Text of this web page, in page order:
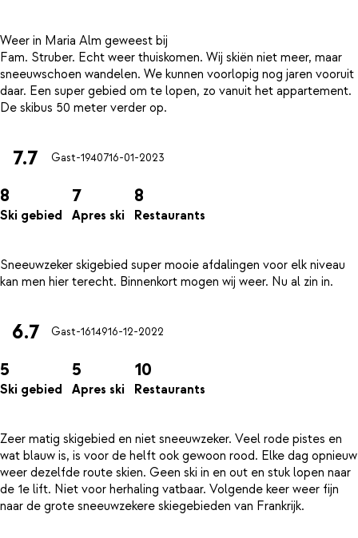
Weer in Maria Alm geweest bij
Fam. Struber. Echt weer thuiskomen. Wij skiën niet meer, maar
sneeuwschoen wandelen. We kunnen voorlopig nog jaren vooruit
daar. Een super gebied om te lopen, zo vanuit het appartement.
7.7 Gast-1940716-01-2023
8
Ski gebied
7
Apres ski
8
Restaurants
Sneeuwzeker skigebied super mooie afdalingen voor elk niveau
6.7 Gast-1614916-12-2022
5
Ski gebied
5
Apres ski
10
Restaurants
Zeer matig skigebied en niet sneeuwzeker. Veel rode pistes en
wat blauw is, is voor de helft ook gewoon rood. Elke dag opnieuw
weer dezelfde route skien. Geen ski in en out en stuk lopen naar
de 1e lift. Niet voor herhaling vatbaar. Volgende keer weer fijn